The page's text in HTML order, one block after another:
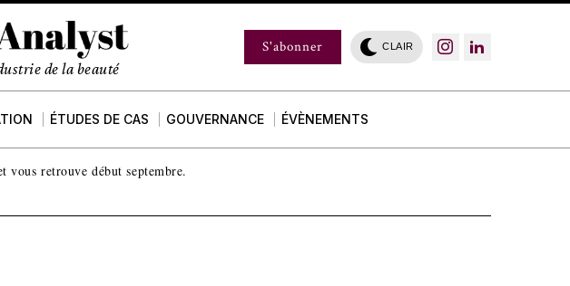
de la beauté
S'abonner CLAIR
ÉTUDES DE CAS GOUVERNANCE ÉVÈNEMENTS
vous retrouve début septembre.